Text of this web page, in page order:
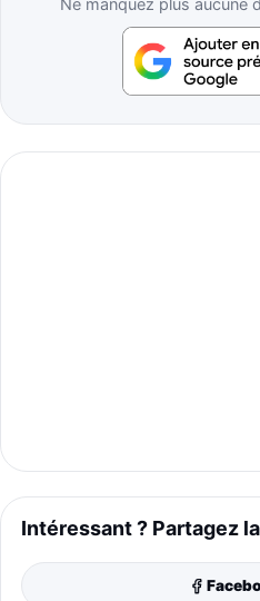
Intéressant ? Partagez